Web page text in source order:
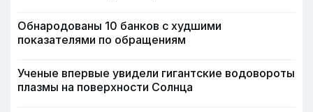
Обнародованы 10 банков с худшими
показателями по обращениям
Ученые впервые увидели гигантские водовороты
плазмы на поверхности Солнца